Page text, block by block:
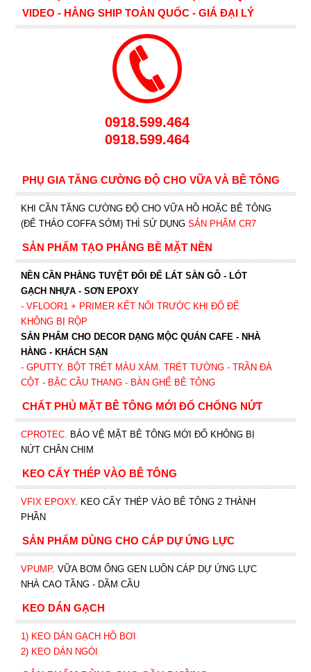
VIDEO - HÀNG SHIP TOÀN QUỐC - GIÁ ĐẠI LÝ
0918.599.464
0918.599.464
PHỤ GIA TĂNG CƯỜNG ĐỘ CHO VỮA VÀ BÊ TÔNG
KHI CẦN TĂNG CƯỜNG ĐỘ CHO VỮA HỒ HOẶC BÊ TÔNG
(ĐỂ THÁO COFFA SỚM) THÌ SỬ DỤNG SẢN PHẨM CR7
SẢN PHẨM TẠO PHẲNG BỀ MẶT NỀN
NỀN CẦN PHẲNG TUYỆT ĐỐI ĐỂ LÁT SÀN GỖ - LÓT
GẠCH NHỰA - SƠN EPOXY
- VFLOOR1+ PRIMER KẾT NỐI TRƯỚC KHI ĐỔ ĐỂ
KHÔNG BỊ RỘP
SẢN PHẨM CHO DECOR DẠNG MỘC QUÁN CAFE - NHÀ
HÀNG - KHÁCH SẠN
- GPUTTY. BỘT TRÉT MÀU XÁM. TRÉT TƯỜNG - TRẦN ĐÀ
CỘT - BẬC CẦU THANG - BÀN GHẾ BÊ TÔNG
CHẤT PHỦ MẶT BÊ TÔNG MỚI ĐỔ CHỐNG NỨT
CPROTEC. BẢO VỆ MẶT BÊ TÔNG MỚI ĐỔ KHÔNG BỊ
NỨT CHÂN CHIM
KEO CẤY THÉP VÀO BÊ TÔNG
VFIX EPOXY. KEO CẤY THÉP VÀO BÊ TÔNG 2 THÀNH
PHẦN
SẢN PHẨM DÙNG CHO CÁP DỰ ỨNG LỰC
VPUMP. VỮA BƠM ỐNG GEN LUỒN CÁP DỰ ỨNG LỰC
NHÀ CAO TẦNG - DẦM CẦU
KEO DÁN GẠCH
1) KEO DÁN GẠCH HỒ BƠI
2) KEO DÁN NGÓI